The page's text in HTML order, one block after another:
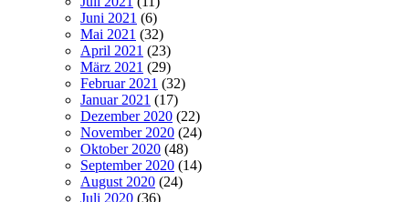
Juni 2021 (6)
Mai 2021 (32)
April 2021 (23)
März 2021 (29)
Februar 2021 (32)
Januar 2021 (17)
Dezember 2020 (22)
November 2020 (24)
Oktober 2020 (48)
September 2020 (14)
August 2020 (24)
Juli 2020 (36)